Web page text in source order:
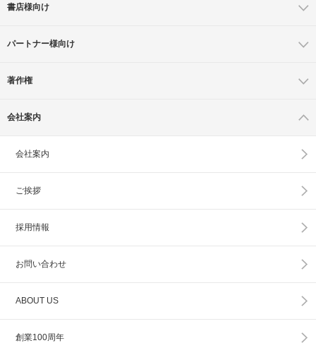
書店様向け
パートナー様向け
著作権
会社案内
会社案内
ご挨拶
採用情報
お問い合わせ
ABOUT US
創業100周年